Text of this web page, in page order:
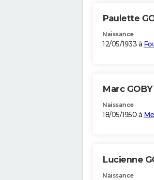
Paulette
Naissance
12/05/1933 à
Marc GOBY
Naissance
18/05/1950 à
Lucienne
Naissance